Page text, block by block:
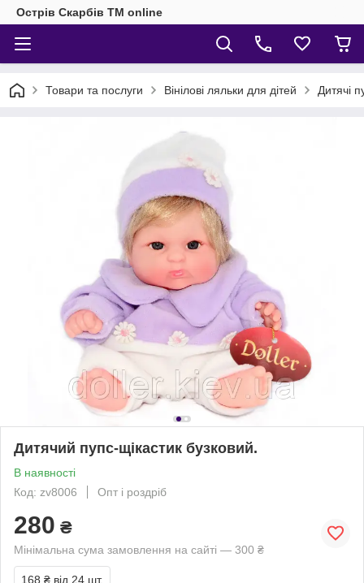
Острів Скарбів TM online
Товари та послуги Вінілові ляльки для дітей Дитячі
Дитячий пупс-щікастик бузковий.
В наявності
Код: zv8006
Опт і роздріб
280 ₴
Мінімальна сума замовлення на сайті — 300 ₴
168 ₴ від 24 шт.